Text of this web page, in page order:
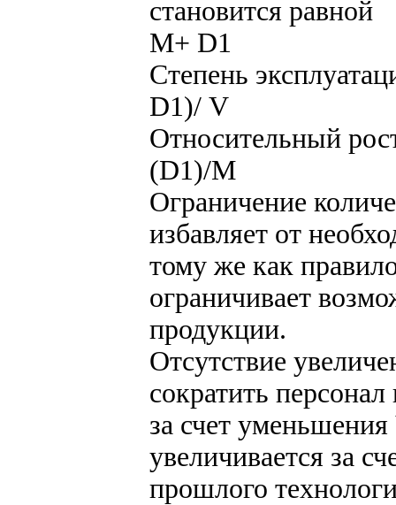
становится равной
М+ D1
Степень
D1)/ V
Относительный
(D1)/М
Ограничение
избавляет от
тому же как
ограничивает
продукции.
Отсутствие
сократить
за счет
увеличивается за
прошлого